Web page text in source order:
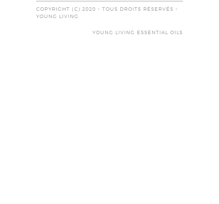
COPYRIGHT (C) 2020 - TOUS DROITS RÉSERVÉS -
YOUNG LIVING
YOUNG LIVING ESSENTIAL OILS